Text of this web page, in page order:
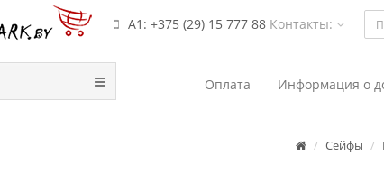
А1: +375 (29) 15 777 88 Контакты:
Оплата Информация о
Сейфы